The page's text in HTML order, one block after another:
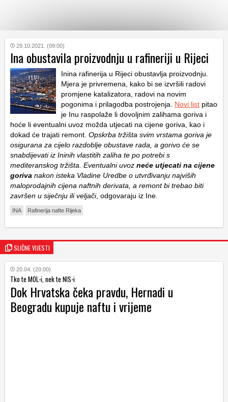
KATEGORIJE
HRVATSKI
WEB
29.10.2021. (09:00)
Ina obustavila proizvodnju u rafineriji u Rijeci
Inina rafinerija u Rijeci obustavlja proizvodnju.
Mjera je privremena, kako bi se izvršili radovi
promjene katalizatora, radovi na novim
pogonima i prilagodba postrojenja. Novi list pitao
je Inu raspolaže li dovoljnim zalihama goriva i
hoće li eventualni uvoz možda utjecati na cijene goriva, kao i
dokad će trajati remont. Opskrba tržišta svim vrstama goriva je
osigurana za cijelo razdoblje obustave rada, a gorivo će se
snabdijevati iz Ininih vlastitih zaliha te po potrebi s
mediteranskog tržišta. Eventualni uvoz neće utjecati na cijene
goriva nakon isteka Vladine Uredbe o utvrđivanju najviših
maloprodajnih cijena naftnih derivata, a remont bi trebao biti
završen u siječnju ili veljači, odgovaraju iz Ine.
INA Rafinerija nafte Rijeka
SLIČNE VIJESTI
20.04. (20:00)
Tko te MOL-i, nek te NIS-i
Dok Hrvatska čeka pravdu, Hernadi u
Beogradu kupuje naftu i vrijeme